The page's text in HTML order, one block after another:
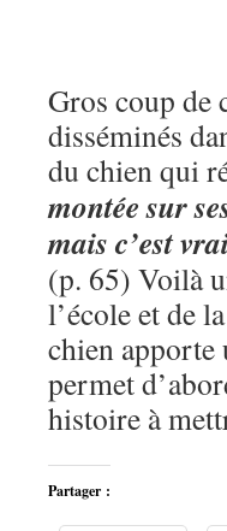
Gros coup de
disséminés
du chien qui
montée sur
mais c’est
(p. 65) Voilà
l’école et de
chien apporte
permet
histoire à
Partager :